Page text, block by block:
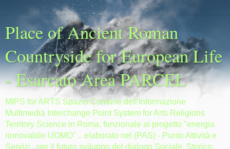
Place of Ancient Roman
Countryside for European Life
- Esarcato Area PARCEL
MIPS for ARTS Spazio Comune dell'Informazione
Multimedia Interchange Point System for Arts Religions
Territory Science in Roma, funzionale al progetto "energia
rinnovabile UOMO" .. elaborato nel (PAS) - Punto Attività e
Servizi ..per il futuro sviluppo del dialogo Sociale, Storico,